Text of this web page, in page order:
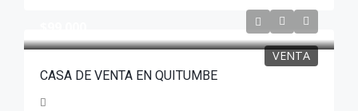
VENTA
CASA DE VENTA EN QUITUMBE